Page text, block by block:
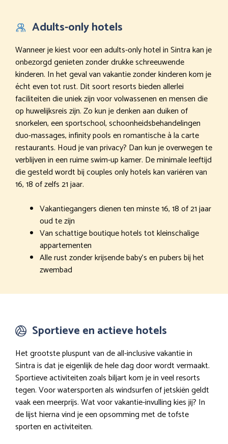
Adults-only hotels
Wanneer je kiest voor een adults-only hotel in Sintra kan je
onbezorgd genieten zonder drukke schreeuwende
kinderen. In het geval van vakantie zonder kinderen kom je
écht even tot rust. Dit soort resorts bieden allerlei
faciliteiten die uniek zijn voor volwassenen en mensen die
op huwelijksreis zijn. Zo kun je denken aan duiken of
snorkelen, een sportschool, schoonheidsbehandelingen
duo-massages, infinity pools en romantische à la carte
restaurants. Houd je van privacy? Dan kun je overwegen te
verblijven in een ruime swim-up kamer. De minimale leeftijd
die gesteld wordt bij couples only hotels kan variëren van
16, 18 of zelfs 21 jaar.
Vakantiegangers dienen ten minste 16, 18 of 21 jaar
oud te zijn
Van schattige boutique hotels tot kleinschalige
appartementen
Alle rust zonder krijsende baby’s en pubers bij het
zwembad
Sportieve en actieve hotels
Het grootste pluspunt van de all-inclusive vakantie in
Sintra is dat je eigenlijk de hele dag door wordt vermaakt.
Sportieve activiteiten zoals biljart kom je in veel resorts
tegen. Voor watersporten als windsurfen of jetskiën geldt
vaak een meerprijs. Wat voor vakantie-invulling kies jij? In
de lijst hierna vind je een opsomming met de tofste
sporten en activiteiten.